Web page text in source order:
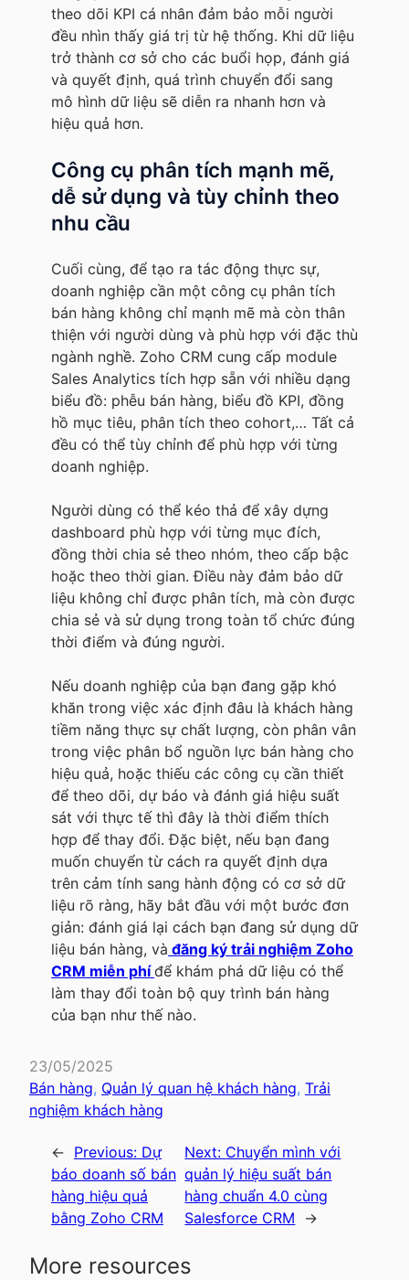
theo dõi KPI cá nhân đảm bảo mỗi người
đều nhìn thấy giá trị từ hệ thống. Khi dữ liệu
trở thành cơ sở cho các buổi họp, đánh giá
và quyết định, quá trình chuyển đổi sang
mô hình dữ liệu sẽ diễn ra nhanh hơn và
hiệu quả hơn.
Công cụ phân tích mạnh mẽ,
dễ sử dụng và tùy chỉnh theo
nhu cầu
Cuối cùng, để tạo ra tác động thực sự,
doanh nghiệp cần một công cụ phân tích
bán hàng không chỉ mạnh mẽ mà còn thân
thiện với người dùng và phù hợp với đặc thù
ngành nghề. Zoho CRM cung cấp module
Sales Analytics tích hợp sẵn với nhiều dạng
biểu đồ: phễu bán hàng, biểu đồ KPI, đồng
hồ mục tiêu, phân tích theo cohort,… Tất cả
đều có thể tùy chỉnh để phù hợp với từng
doanh nghiệp.
Người dùng có thể kéo thả để xây dựng
dashboard phù hợp với từng mục đích,
đồng thời chia sẻ theo nhóm, theo cấp bậc
hoặc theo thời gian. Điều này đảm bảo dữ
liệu không chỉ được phân tích, mà còn được
chia sẻ và sử dụng trong toàn tổ chức đúng
thời điểm và đúng người.
Nếu doanh nghiệp của bạn đang gặp khó
khăn trong việc xác định đâu là khách hàng
tiềm năng thực sự chất lượng, còn phân vân
trong việc phân bổ nguồn lực bán hàng cho
hiệu quả, hoặc thiếu các công cụ cần thiết
để theo dõi, dự báo và đánh giá hiệu suất
sát với thực tế thì đây là thời điểm thích
hợp để thay đổi. Đặc biệt, nếu bạn đang
muốn chuyển từ cách ra quyết định dựa
trên cảm tính sang hành động có cơ sở dữ
liệu rõ ràng, hãy bắt đầu với một bước đơn
giản: đánh giá lại cách bạn đang sử dụng dữ
liệu bán hàng, và đăng ký trải nghiệm Zoho
CRM miễn phíđể khám phá dữ liệu có thể
làm thay đổi toàn bộ quy trình bán hàng
của bạn như thế nào.
23/05/2025
Bán hàng, Quản lý quan hệ khách hàng, Trải
nghiệm khách hàng
← Previous: Dự
báo doanh số bán
hàng hiệu quả
bằng Zoho CRM
Next: Chuyển mình với
quản lý hiệu suất bán
hàng chuẩn 4.0 cùng
Salesforce CRM
→
More resources